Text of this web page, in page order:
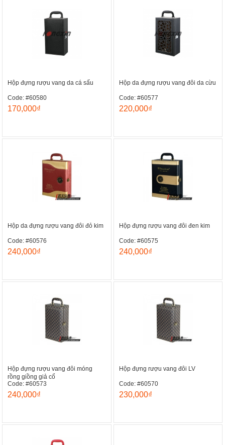
Hộp đựng rượu vang da cá sấu
Code: #60580
170,000₫
Hộp da đựng rượu vang đôi da cừu
Code: #60577
220,000₫
Hộp da đựng rượu vang đôi đỏ kim
Code: #60576
240,000₫
Hộp đựng rượu vang đôi đen kim
Code: #60575
240,000₫
Hộp đựng rượu vang đôi móng
rồng giồng giả cổ
Code: #60573
240,000₫
Hộp đựng rượu vang đôi LV
Code: #60570
230,000₫